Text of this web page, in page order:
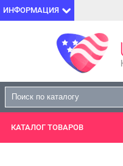
ИНФОРМАЦИЯ
КАТАЛОГ ТОВАРОВ